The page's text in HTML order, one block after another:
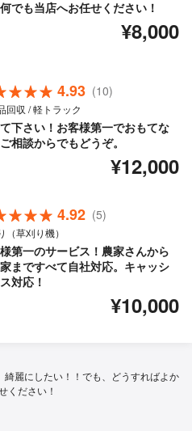
でも当店へお任せください！
¥8,000
4.93 (10)
回収 / 軽トラック
下さい！お客様第一でおもてな
相談からでもどうぞ。
¥12,000
4.92 (5)
（草刈り機）
第一のサービス！農家さんから
まですべて自社対応。キャッシ
対応！
¥10,000
綺麗にしたい！！でも、どうすればよか
ください！